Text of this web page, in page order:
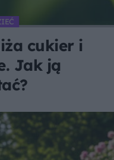
cukier i
Jak ją